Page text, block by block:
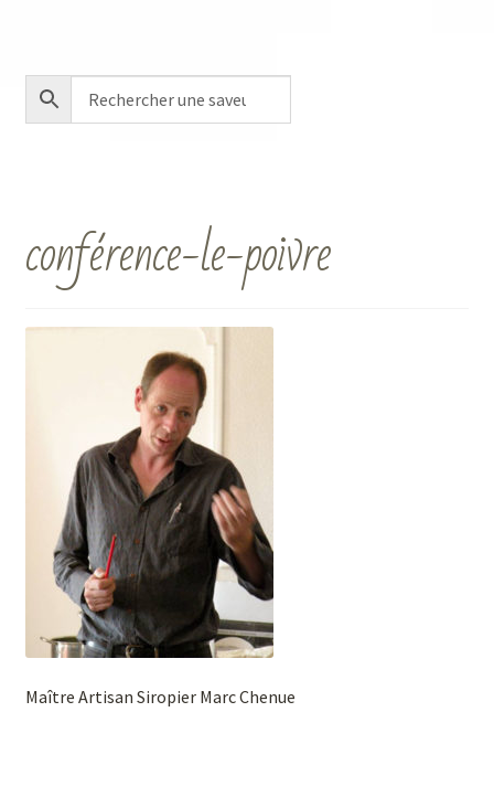
Contact
conférence-le-poivre
Maître Artisan Siropier Marc Chenue